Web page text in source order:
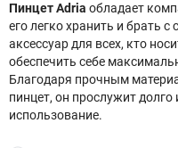
Пинцет Adria обладает
его легко хранить и брать
аксессуар для всех, кто
обеспечить себе
Благодаря прочным
пинцет, он прослужит
использование.